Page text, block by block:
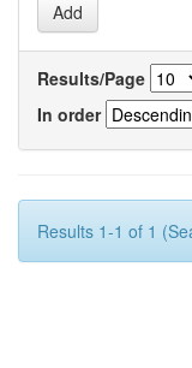
Results/Page
In order
Results 1-1 of 1